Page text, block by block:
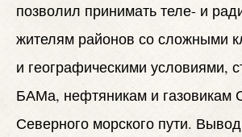
позволил принимать теле- и
жителям районов со сложными
и географическими условиями,
БАМа, нефтяникам и газовикам
Северного морского пути.